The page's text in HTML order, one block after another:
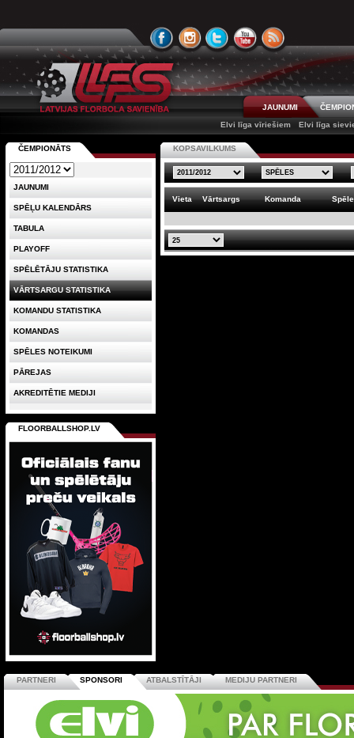
JAUNUMI
Elvi līga vīriešiem
Elvi līga
KOPSAVILKUMS
Vieta Vārtsargs Komanda
ČEMPIONĀTS
JAUNUMI
SPĒĻU KALENDĀRS
TABULA
PLAYOFF
SPĒLĒTĀJU STATISTIKA
VĀRTSARGU STATISTIKA
KOMANDU STATISTIKA
KOMANDAS
SPĒLES NOTEIKUMI
PĀREJAS
AKREDITĒTIE MEDIJI
FLOORBALLSHOP.LV
PARTNERI SPONSORI ATBALSTĪTĀJI MEDIJU PARTNERI